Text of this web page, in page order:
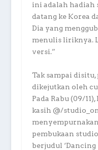
ini adalah hadiah
datang ke Korea
Dia yang
menulis liriknya.
versi.”
Tak sampai
dikejutkan oleh
Pada Rabu (09/
kasih @/
pembukaan
berjudul